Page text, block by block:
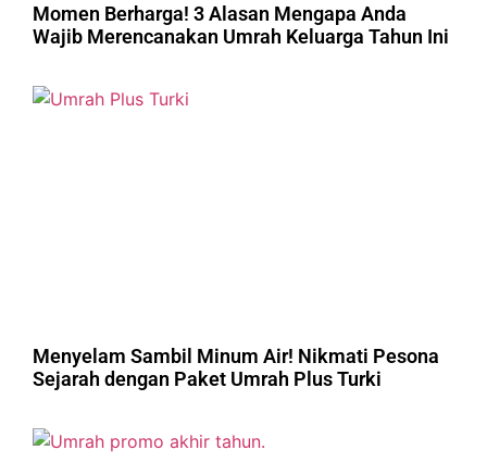
Momen Berharga! 3 Alasan Mengapa Anda
Wajib Merencanakan Umrah Keluarga Tahun Ini
Menyelam Sambil Minum Air! Nikmati Pesona
Sejarah dengan Paket Umrah Plus Turki